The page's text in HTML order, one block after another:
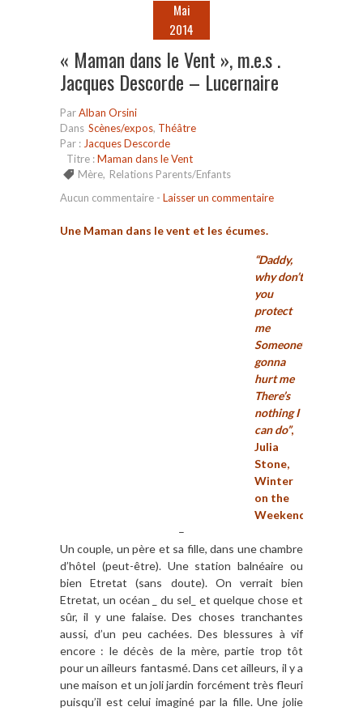
Mai
2014
« Maman dans le Vent », m.e.s .
Jacques Descorde – Lucernaire
ParAlban Orsini
Dans Scènes/expos, Théâtre
Par : Jacques Descorde
Titre :Maman dans le Vent
Mère, Relations Parents/Enfants
Aucun commentaire - Laisser un commentaire
Une Maman dans le vent et les écumes.
“Daddy,
why don’t
you
protect
me
Someone’s
gonna
hurt me
There’s
nothing I
can do”,
Julia
Stone,
Winter
on the
Weekend.
–
Un couple, un père et sa fille, dans une chambre
d’hôtel (peut-être). Une station balnéaire ou
bien Etretat (sans doute). On verrait bien
Etretat, un océan _ du sel_ et quelque chose et
sûr, il y une falaise. Des choses tranchantes
aussi, d’un peu cachées. Des blessures à vif
encore : le décès de la mère, partie trop tôt
pour un ailleurs fantasmé. Dans cet ailleurs, il y a
une maison et un joli jardin forcément très fleuri
puisqu’il est celui imaginé par la fille. Une jolie